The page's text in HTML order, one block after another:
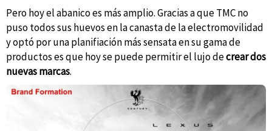
Pero hoy el abanico es más amplio. Gracias a que TMC no
puso todos sus huevos en la canasta de la electromovilidad
y optó por una planifiación más sensata en su gama de
productos es que hoy se puede permitir el lujo decrear dos
nuevas marcas.